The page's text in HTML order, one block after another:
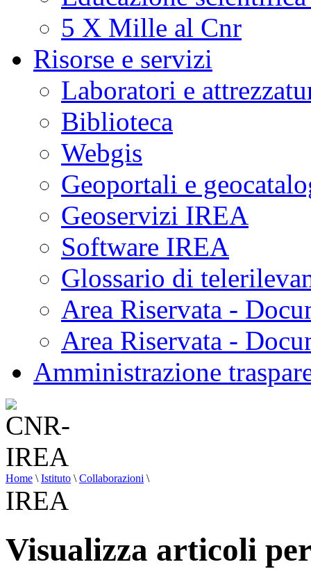
5 X Mille al Cnr
Risorse e servizi
Laboratori e
Biblioteca
Webgis
Geoportali e
Geoservizi IREA
Software IREA
Glossario di
Area Riservata -
Area Riservata -
Amministrazione
Home \ Istituto \ Collaborazioni \
IREA
Visualizza articoli